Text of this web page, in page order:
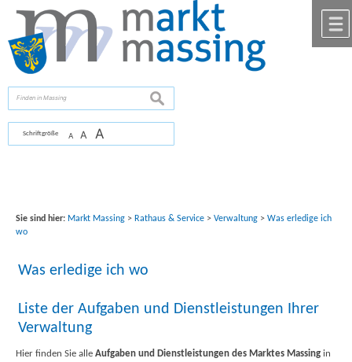
springen.
Schriftgröße A A A
suchen
Sie sind hier: Markt Massing> Rathaus & Service> Verwaltung> Was erledige ich
wo
Was erledige ich wo
Liste der Aufgaben und Dienstleistungen Ihrer
Verwaltung
Hier finden Sie alle Aufgaben und Dienstleistungen des Marktes Massingin